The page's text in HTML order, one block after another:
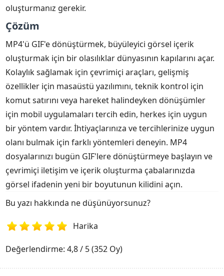
oluşturmanız gerekir.
Çözüm
MP4'ü GIF'e dönüştürmek, büyüleyici görsel içerik
oluşturmak için bir olasılıklar dünyasının kapılarını açar.
Kolaylık sağlamak için çevrimiçi araçları, gelişmiş
özellikler için masaüstü yazılımını, teknik kontrol için
komut satırını veya hareket halindeyken dönüşümler
için mobil uygulamaları tercih edin, herkes için uygun
bir yöntem vardır. İhtiyaçlarınıza ve tercihlerinize uygun
olanı bulmak için farklı yöntemleri deneyin. MP4
dosyalarınızı bugün GIF'lere dönüştürmeye başlayın ve
çevrimiçi iletişim ve içerik oluşturma çabalarınızda
görsel ifadenin yeni bir boyutunun kilidini açın.
Bu yazı hakkında ne düşünüyorsunuz?
1 2 4
Harika
Değerlendirme: 4,8 / 5 (352 Oy)